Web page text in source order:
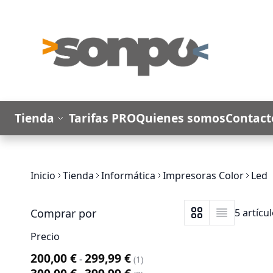
Tienda Tarifas PROQuienes somos
Inicio Tienda Informática Impresoras Color Led
Comprar por
Precio
200,00 €-299,99 € 1
artículo
Ver como
ParrillaLista
5